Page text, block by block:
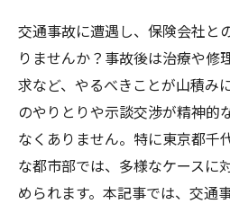
交通事故に遭遇し、保険会社と
りませんか？事故後は治療や修
求など、やるべきことが山積み
のやりとりや示談交渉が精神的
なくありません。特に東京都千
な都市部では、多様なケースに
められます。本記事では、交通